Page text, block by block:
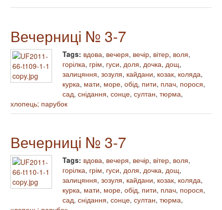
Вечерниці № 3-7
Tags: вдова, вечеря, вечір, вітер, воля,
горілка, грім, гуси, доля, дочка, дощ,
залицяння, зозуля, кайдани, козак, коляда,
курка, мати, море, обід, пити, плач, порося,
сад, снідання, сонце, султан, тюрма,
хлопець; парубок
Вечерниці № 3-7
Tags: вдова, вечеря, вечір, вітер, воля,
горілка, грім, гуси, доля, дочка, дощ,
залицяння, зозуля, кайдани, козак, коляда,
курка, мати, море, обід, пити, плач, порося,
сад, снідання, сонце, султан, тюрма,